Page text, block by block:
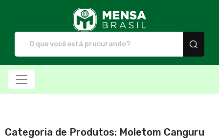
Categoria de Produtos: Moletom Canguru